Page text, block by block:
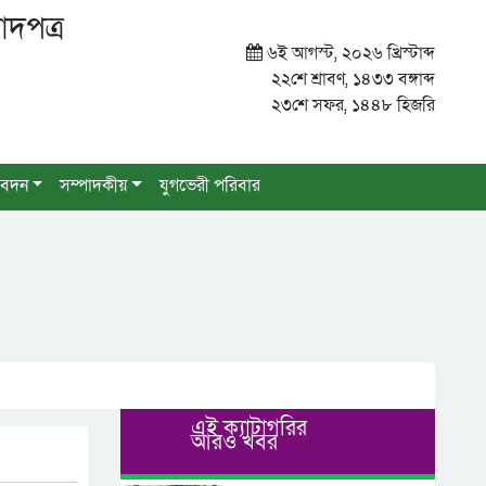
৬ই আগস্ট, ২০২৬ খ্রিস্টাব্দ
২২শে শ্রাবণ, ১৪৩৩ বঙ্গাব্দ
২৩শে সফর, ১৪৪৮ হিজরি
সম্পাদকীয় যুগভেরী পরিবার
এই ক্যাটাগরির
আরও খবর